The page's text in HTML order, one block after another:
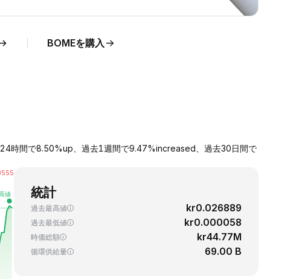
BOMEを購入
時間で8.50%up、過去1週間で9.47%increased、過去30日間で
統計
過去最高値 kr0.026889
過去最低値 kr0.000058
時価総額 kr44.77M
循環供給量 69.00 B